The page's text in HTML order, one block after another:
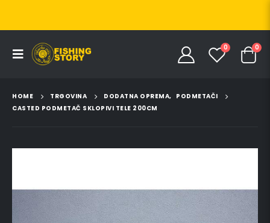
0 0
HOME TRGOVINA DODATNA OPREMA, PODMETAČI
CASTED PODMETAČ SKLOPIVI TELE 200CM